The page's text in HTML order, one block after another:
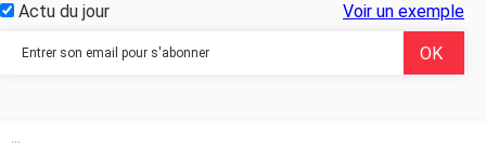
Actu du jour Voir un exemple
...